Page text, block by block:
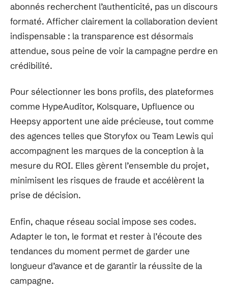
abonnés recherchent l’authenticité, pas un discours
formaté. Afficher clairement la collaboration devient
indispensable : la transparence est désormais
attendue, sous peine de voir la campagne perdre en
crédibilité.
Pour sélectionner les bons profils, des plateformes
comme HypeAuditor, Kolsquare, Upfluence ou
Heepsy apportent une aide précieuse, tout comme
des agences telles que Storyfox ou Team Lewis qui
accompagnent les marques de la conception à la
mesure du ROI. Elles gèrent l’ensemble du projet,
minimisent les risques de fraude et accélèrent la
prise de décision.
Enfin, chaque réseau social impose ses codes.
Adapter le ton, le format et rester à l’écoute des
tendances du moment permet de garder une
longueur d’avance et de garantir la réussite de la
campagne.